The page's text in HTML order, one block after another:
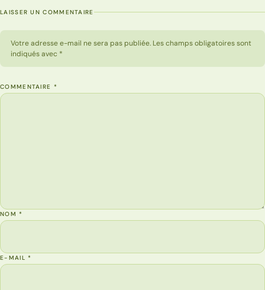
LAISSER UN COMMENTAIRE
Votre adresse e-mail ne sera pas publiée. Les champs obligatoires sont
indiqués avec *
COMMENTAIRE *
NOM*
E-MAIL*